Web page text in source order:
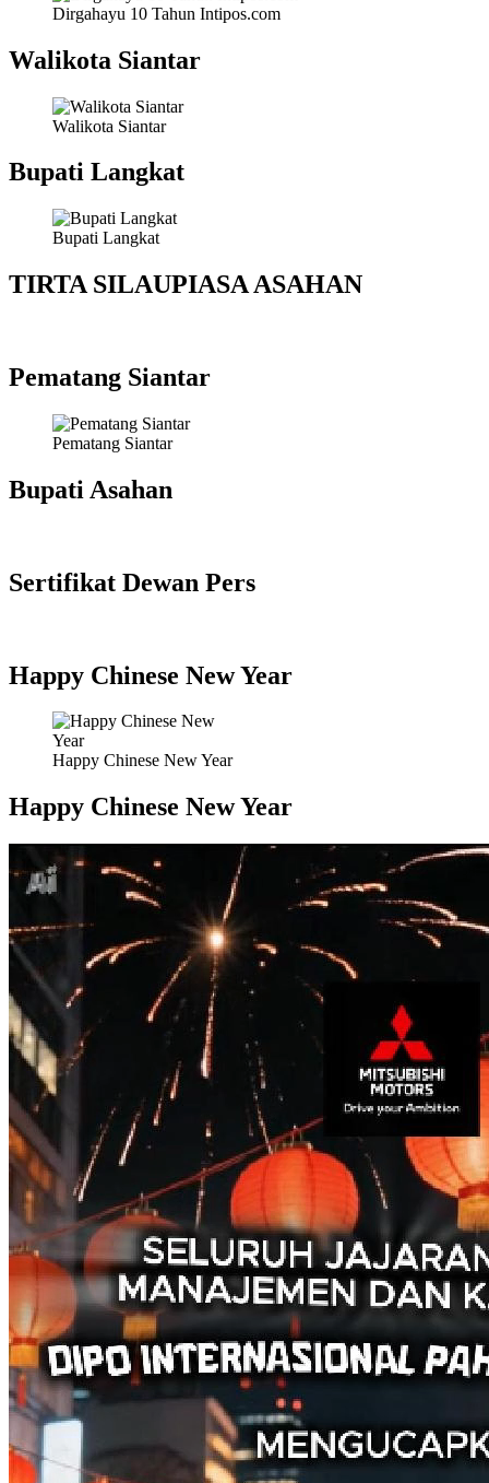
Dirgahayu 10 Tahun Intipos.com
Walikota Siantar
Walikota Siantar
Bupati Langkat
Bupati Langkat
TIRTA SILAUPIASA ASAHAN
Pematang Siantar
Pematang Siantar
Bupati Asahan
Sertifikat Dewan Pers
Happy Chinese New Year
Happy Chinese New Year
Happy Chinese New Year